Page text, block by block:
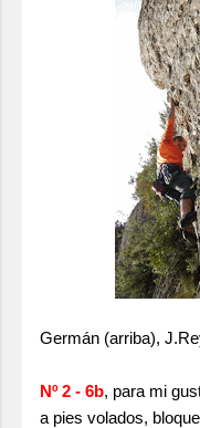
Germán (arriba),
Nº 2 - 6b, para mi
a pies volados,